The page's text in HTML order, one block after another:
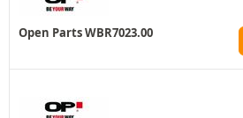
Open Parts WBR7023.00